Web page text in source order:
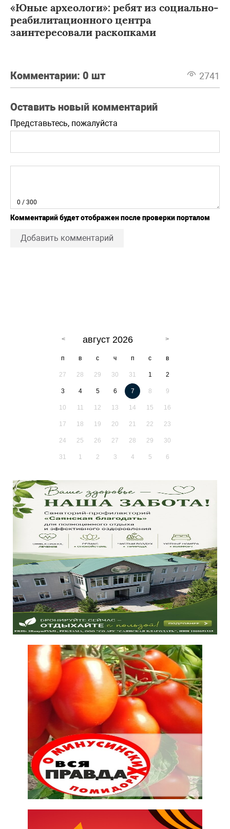
«Юные археологи»: ребят из социально-
реабилитационного центра
заинтересовали раскопками
Комментарии: 0 шт 2741
Оставить новый комментарий
Представьтесь, пожалуйста
0 / 300
Комментарий будет отображен после проверки порталом
Добавить комментарий
август 2026
п в с ч п с в
27 28 29 30 31 1 2
3 4 5 6 7 8 9
10 11 12 13 14 15 16
17 18 19 20 21 22 23
24 25 26 27 28 29 30
31 1 2 3 4 5 6